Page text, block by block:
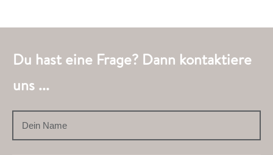
Du hast eine Frage? Dann kontaktiere
uns ...